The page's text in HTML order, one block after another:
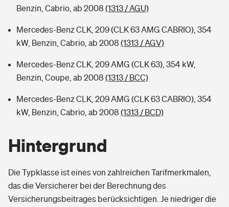
Benzin, Cabrio, ab 2008 (1313 / AGU)
Mercedes-Benz CLK, 209 (CLK 63 AMG CABRIO), 354
kW, Benzin, Cabrio, ab 2008 (1313 / AGV)
Mercedes-Benz CLK, 209 AMG (CLK 63), 354 kW,
Benzin, Coupe, ab 2008 (1313 / BCC)
Mercedes-Benz CLK, 209 AMG (CLK 63 CABRIO), 354
kW, Benzin, Cabrio, ab 2008 (1313 / BCD)
Hintergrund
Die Typklasse ist eines von zahlreichen Tarifmerkmalen,
das die Versicherer bei der Berechnung des
Versicherungsbeitrages berücksichtigen. Je niedriger die